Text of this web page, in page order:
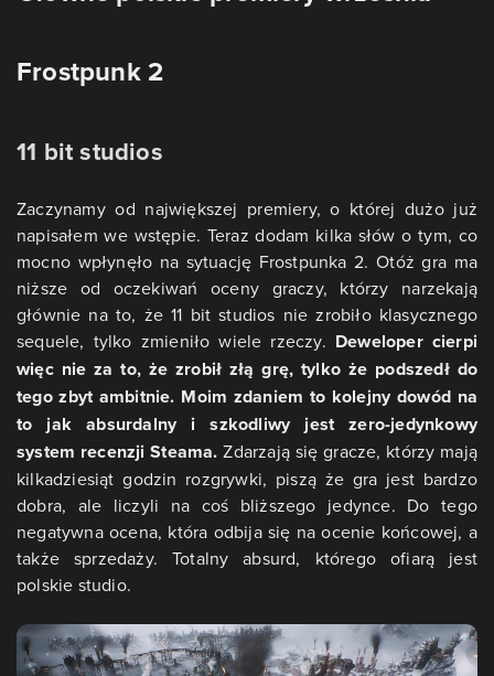
Frostpunk 2
11 bit studios
Zaczynamy od największej premiery, o której dużo już
napisałem we wstępie. Teraz dodam kilka słów o tym, co
mocno wpłynęło na sytuację Frostpunka 2. Otóż gra ma
niższe od oczekiwań oceny graczy, którzy narzekają
głównie na to, że 11 bit studios nie zrobiło klasycznego
sequele, tylko zmieniło wiele rzeczy. Deweloper cierpi
więc nie za to, że zrobił złą grę, tylko że podszedł do
tego zbyt ambitnie. Moim zdaniem to kolejny dowód na
to jak absurdalny i szkodliwy jest zero-jedynkowy
system recenzji Steama. Zdarzają się gracze, którzy mają
kilkadziesiąt godzin rozgrywki, piszą że gra jest bardzo
dobra, ale liczyli na coś bliższego jedynce. Do tego
negatywna ocena, która odbija się na ocenie końcowej, a
także sprzedaży. Totalny absurd, którego ofiarą jest
polskie studio.